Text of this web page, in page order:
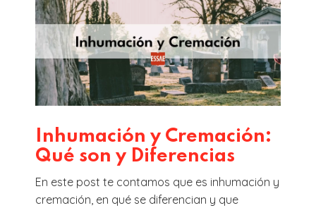
Inhumación y Cremación:
Qué son y Diferencias
En este post te contamos que es inhumación y
cremación, en qué se diferencian y que